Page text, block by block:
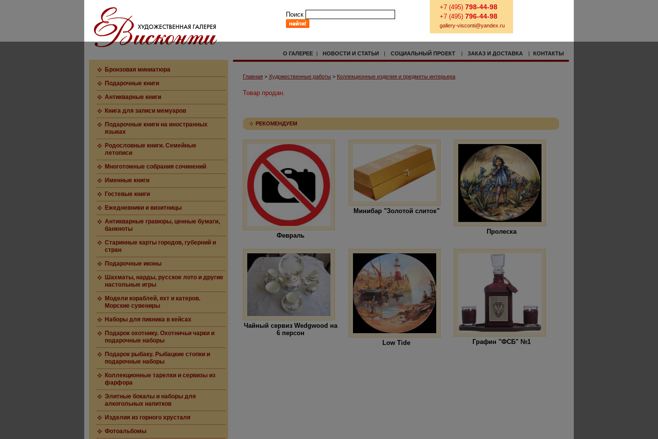
Поиск
+7 (495) 798-44-98
+7 (495) 796-44-98
gallery-visconti@yandex.ru
О ГАЛЕРЕЕ | НОВОСТИ И СТАТЬИ | СОЦИАЛЬНЫЙ ПРОЕКТ | ЗАКАЗ И ДОСТАВКА | КОНТАКТЫ
Бронзовая миниатюра
Подарочные книги
Антикварные книги
Книга для записи мемуаров
Подарочные книги на иностранных
языках
Родословные книги. Семейные
летописи
Многотомные собрания сочинений
Именные книги
Гостевые книги
Ежедневники и визитницы
Антикварные гравюры, ценные бумаги,
банкноты
Старинные карты городов, губерний и
стран
Подарочные иконы
Шахматы, нарды, русское лото и другие
настольные игры
Модели кораблей, яхт и катеров.
Морские сувениры
Наборы для пикника в кейсах
Подарок охотнику. Охотничьи чарки и
подарочные наборы
Подарок рыбаку. Рыбацкие стопки и
подарочные наборы
Коллекционные тарелки и сервизы из
фарфора
Элитные бокалы и наборы для
алкогольных напитков
Изделия из горного хрусталя
Фотоальбомы
Главная > Художественные работы > Коллекционные изделия и предметы интерьера
Товар продан.
РЕКОМЕНДУЕМ
Февраль
Минибар "Золотой слиток"
Пролеска
Чайный сервиз Wedgwood на
6 персон
Low Tide
Графин "ФСБ" №1